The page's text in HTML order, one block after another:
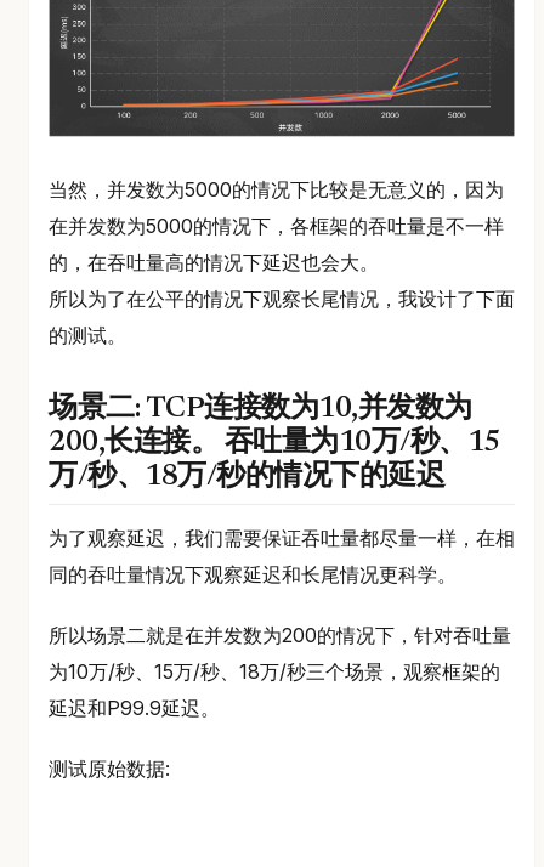
当然，并发数为5000的情况下比较是无意义的，因为
在并发数为5000的情况下，各框架的吞吐量是不一样
的，在吞吐量高的情况下延迟也会大。
所以为了在公平的情况下观察长尾情况，我设计了下面
的测试。
场景二: TCP连接数为10,并发数为
200,长连接。 吞吐量为10万/秒、15
万/秒、18万/秒的情况下的延迟
为了观察延迟，我们需要保证吞吐量都尽量一样，在相
同的吞吐量情况下观察延迟和长尾情况更科学。
所以场景二就是在并发数为200的情况下，针对吞吐量
为10万/秒、15万/秒、18万/秒三个场景，观察框架的
延迟和P99.9延迟。
测试原始数据: